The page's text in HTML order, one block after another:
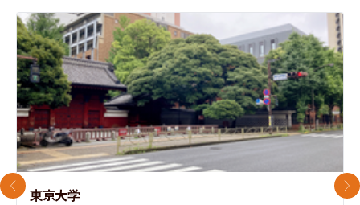
東京大学
前のスライド 次